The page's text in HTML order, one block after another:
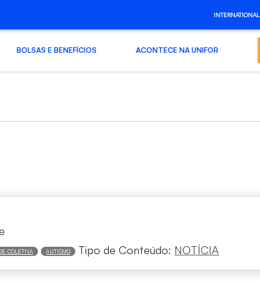
INTERNATIONAL
BOLSAS E BENEFÍCIOS ACONTECE NA UNIFOR
COLETIVA AUTISMO Tipo de Conteúdo: NOTÍCIA